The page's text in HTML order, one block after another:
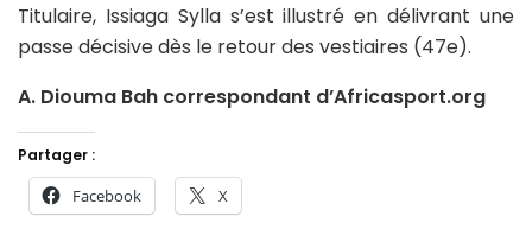
Titulaire, Issiaga Sylla s’est illustré en délivrant une
passe décisive dès le retour des vestiaires (47e).
A. Diouma Bah correspondant d’Africasport.org
Partager :
Facebook X